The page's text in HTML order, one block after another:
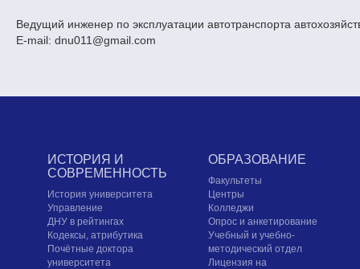
Ведущий инженер по эксплуатации автотранспорта
E-mail: dnu011@gmail.com
ИСТОРИЯ И
СОВРЕМЕННОСТЬ
История университета
Управление
ДНУ в рейтингах
Кодексы, атрибутика
Почётные доктора
университета
ОБРАЗОВАНИЕ
Факультеты
Центры
Колледжи
Опрос и анкетирование
Учебный и учебно-
методический отдел
Лицензия на